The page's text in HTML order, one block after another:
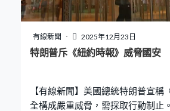
有線新聞 2025年12月23日
特朗普斥《紐約時報》威脅國安
【有線新聞】美國總統特朗普宣稱
全構成嚴重威脅，需採取行動制止